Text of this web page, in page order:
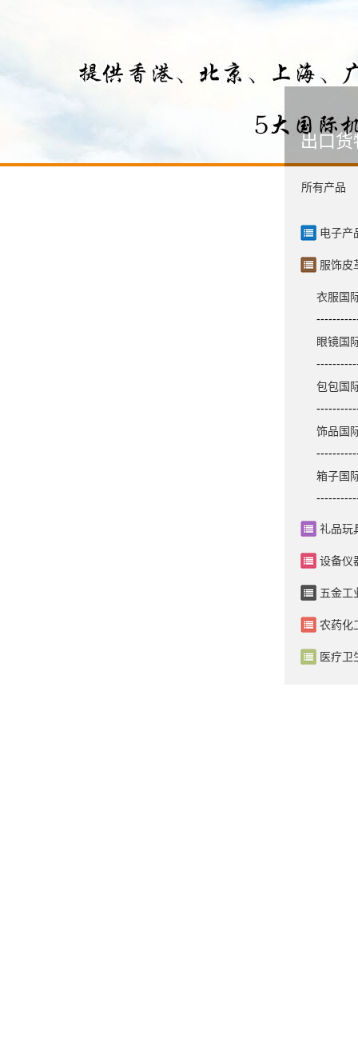
出口货
所有产品
电子产
服饰皮
衣服国
眼镜国
包包国
饰品国
箱子国
礼品玩
设备仪
五金工
农药化
医疗卫